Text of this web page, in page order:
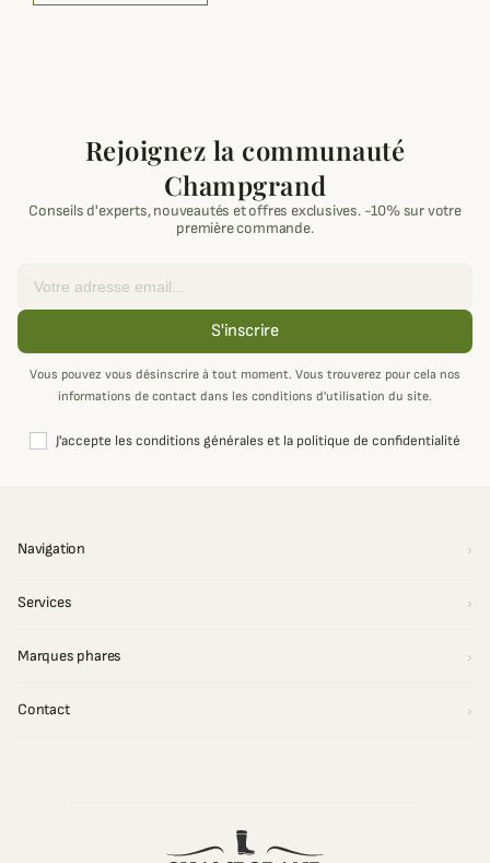
Rejoignez la communauté
Champgrand
Conseils d'experts, nouveautés et offres exclusives. -10% sur votre
première commande.
S'inscrire
Vous pouvez vous désinscrire à tout moment. Vous trouverez pour cela nos
informations de contact dans les conditions d'utilisation du site.
J'accepte les conditions générales et la politique de confidentialité
Navigation
Services
Marques phares
Contact